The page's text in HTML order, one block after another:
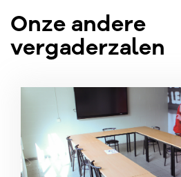
Onze andere
vergaderzalen